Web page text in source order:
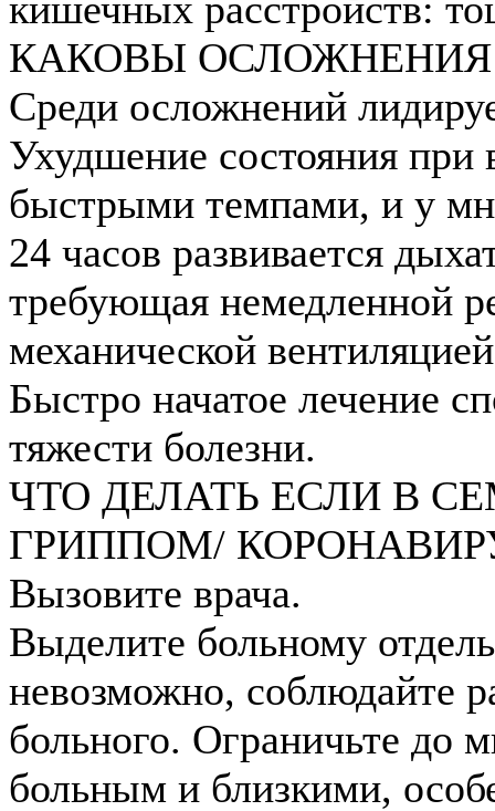
КАКОВЫ ОСЛОЖНЕНИЯ
Среди осложнений
Ухудшение состояния при
быстрыми темпами, и у
24 часов развивается
требующая немедленной
механической
Быстро начатое лечение
тяжести болезни.
ЧТО ДЕЛАТЬ ЕСЛИ В
ГРИППОМ/
Вызовите врача.
Выделите больному
невозможно, соблюдайте
больного. Ограничьте до
больным и близкими,